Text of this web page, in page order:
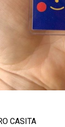
CASITA